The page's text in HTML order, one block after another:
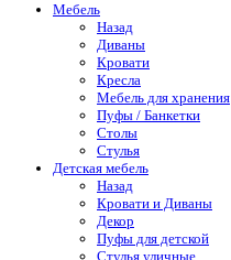
Мебель
Назад
Диваны
Кровати
Кресла
Мебель для хранения
Пуфы / Банкетки
Столы
Стулья
Детская мебель
Назад
Кровати и Диваны
Декор
Пуфы для детской
Стулья уличные